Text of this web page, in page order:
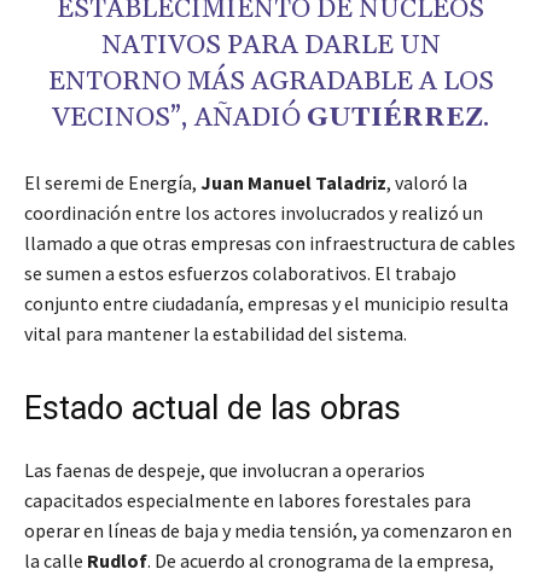
ESTABLECIMIENTO DE NÚCLEOS
NATIVOS PARA DARLE UN
ENTORNO MÁS AGRADABLE A LOS
VECINOS”, AÑADIÓ GUTIÉRREZ.
El seremi de Energía, Juan Manuel Taladriz, valoró la
coordinación entre los actores involucrados y realizó un
llamado a que otras empresas con infraestructura de cables
se sumen a estos esfuerzos colaborativos. El trabajo
conjunto entre ciudadanía, empresas y el municipio resulta
vital para mantener la estabilidad del sistema.
Estado actual de las obras
Las faenas de despeje, que involucran a operarios
capacitados especialmente en labores forestales para
operar en líneas de baja y media tensión, ya comenzaron en
la calle Rudlof. De acuerdo al cronograma de la empresa,